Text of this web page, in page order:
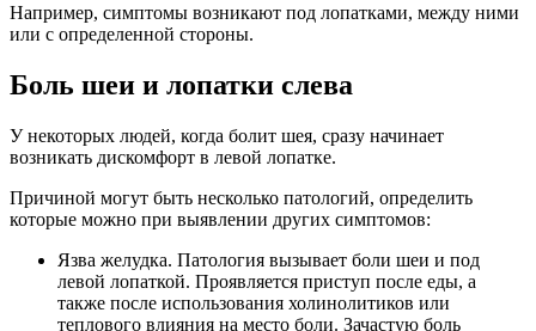
Например, симптомы возникают под лопатками, между ними
или с определенной стороны.
Боль шеи и лопатки слева
У некоторых людей, когда болит шея, сразу начинает
возникать дискомфорт в левой лопатке.
Причиной могут быть несколько патологий, определить
которые можно при выявлении других симптомов:
Язва желудка. Патология вызывает боли шеи и под
левой лопаткой. Проявляется приступ после еды, а
также после использования холинолитиков или
теплового влияния на место боли. Зачастую боль